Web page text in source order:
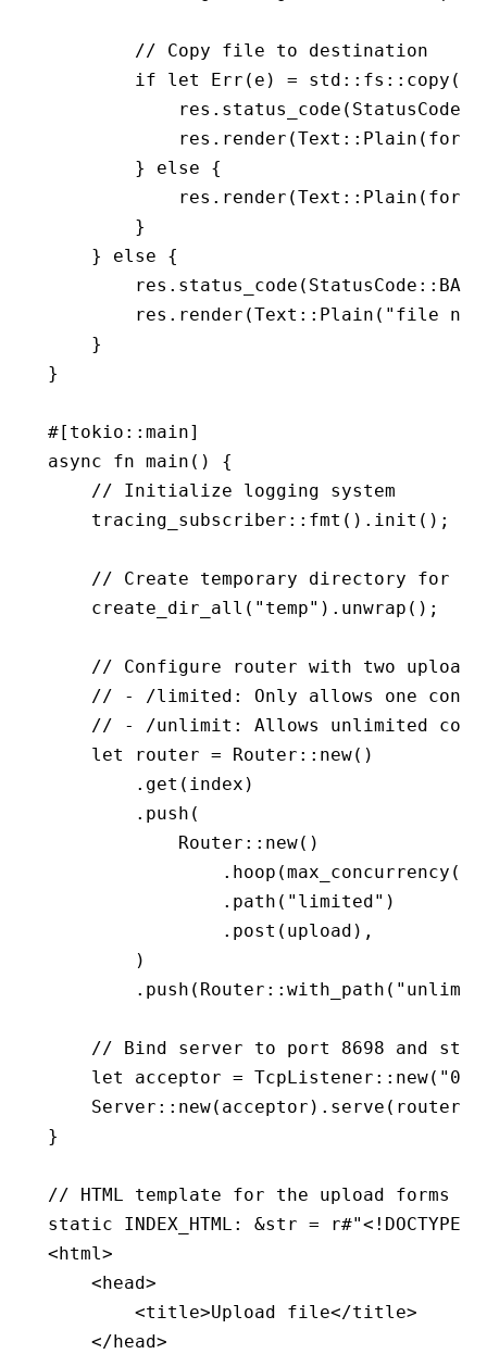
        // Copy file to destination
        if
let Err (e) = std :: fs :: copy
            res
. status_code (StatusCode
            res
. render (Text :: Plain (
        }
else {
            res
. render (Text :: Plain (
        }
    }
else {
        res
. status_code (StatusCode ::
        res
. render (Text :: Plain ( "file not
    }
}
#[tokio :: main]
async fn main () {
    // Initialize logging system
    tracing_subscriber
:: fmt () . init ();
// Create temporary directory for
    create_dir_all
( "temp" ) . unwrap ();
// Configure router with two upload
// - /limited: Only allows one
// - /unlimit: Allows unlimited
    let
router = Router :: new()
        .
get (index)
        .
push (
            Router
:: new()
                .
hoop (max_concurrency (
                .
path ( "limited" )
                .
post (upload),
        )
        .
push (Router :: with_path (
// Bind server to port 8698 and
    let
acceptor = TcpListener :: new(
    Server
:: new(acceptor) . serve (router)
}
// HTML template for the upload forms
static INDEX_HTML : &str = r#"<!DOCTYPE
<html>
    <head>
        <title>Upload file</title>
    </head>